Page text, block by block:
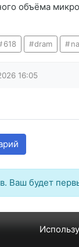
объёма
618 dram
16:05
Ваш будет